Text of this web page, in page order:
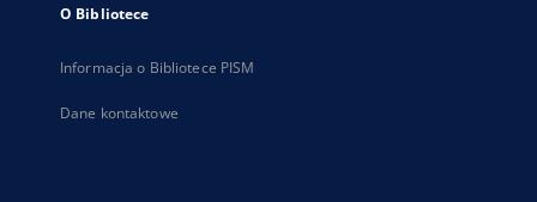
O Bibliotece
Informacja o Bibliotece PISM
Dane kontaktowe